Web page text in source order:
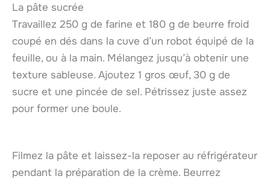
La pâte sucrée
Travaillez 250 g de farine et 180 g de beurre froid
coupé en dés dans la cuve d’un robot équipé de la
feuille, ou à la main. Mélangez jusqu’à obtenir une
texture sableuse. Ajoutez 1 gros œuf, 30 g de
sucre et une pincée de sel. Pétrissez juste assez
pour former une boule.
Filmez la pâte et laissez-la reposer au réfrigérateur
pendant la préparation de la crème. Beurrez